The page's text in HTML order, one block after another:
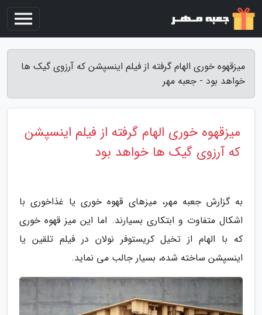
میزقهوه خوری الهام گرفته از فیلم اینسپشن که آرزوی گیک ها
خواهد بود - جعبه مهر
میزقهوه خوری الهام گرفته از فیلم اینسپشن
که آرزوی گیک ها خواهد بود
به گزارش جعبه مهر، میزهای قهوه خوری یا غذاخوری با
اشکال متفاوت و ابتکاری بسیارند. اما این میز قهوه خوری
که با الهام از تخیل کریستوفر نولان در فیلم تلقین یا
اینسپشن ساخته شده، بسیار جالب می نماید.